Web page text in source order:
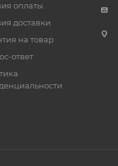
оплаты
доставки
на товар
ответ